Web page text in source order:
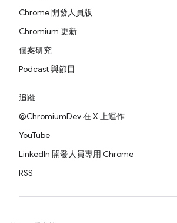
Chrome 開發人員版
Chromium 更新
個案研究
Podcast 與節目
追蹤
@ChromiumDev 在 X 上運作
YouTube
LinkedIn 開發人員專用 Chrome
RSS